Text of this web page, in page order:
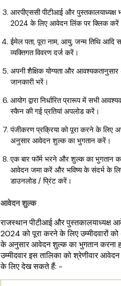
आरपीएससी पीटीआई और पुस्तकालयाध्यक्ष
2024 के लिए आवेदन लिंक पर क्लिक
ईमेल पता, पूरा नाम, आयु, जन्म तिथि आदि
व्यक्तिगत विवरण दर्ज करें।
अपनी शैक्षिक योग्यता और
जानकारी भरें।
आयोग द्वारा निर्धारित प्रारूप में सभी
स्कैन की गई प्रतियां अपलोड करें।
पंजीकरण प्रक्रिया को पूरा करने के लिए
अनुसार आवेदन शुल्क का भुगतान करें।
एक बार फॉर्म भरने और शुल्क का भुगतान
आवेदन जमा करें और भविष्य के संदर्भ के
डाउनलोड / प्रिंट करें।
आवेदन शुल्क
राजस्थान पीटीआई और पुस्तकालयाध्यक्ष
2024 को पूरा करने के लिए उम्मीदवारों
के अनुसार आवेदन शुल्क का भुगतान करना
उम्मीदवार इस तालिका को श्रेणीवार
के लिए देख सकते हैं: -